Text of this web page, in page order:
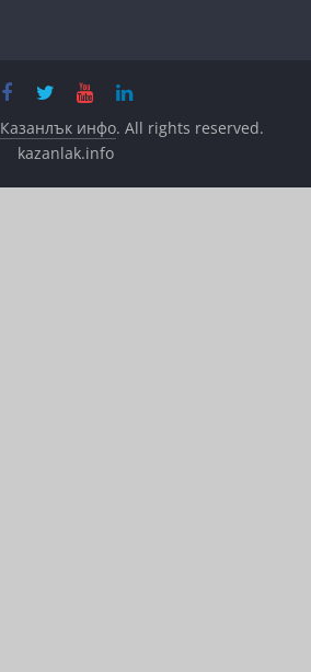
Казанлък инфо. All rights reserved.
kazanlak.info